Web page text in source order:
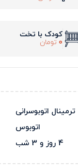
کودک با تخت
0 تومان
ترمینال اتوبوسرانی
اتوبوس
4 روز و 3 شب